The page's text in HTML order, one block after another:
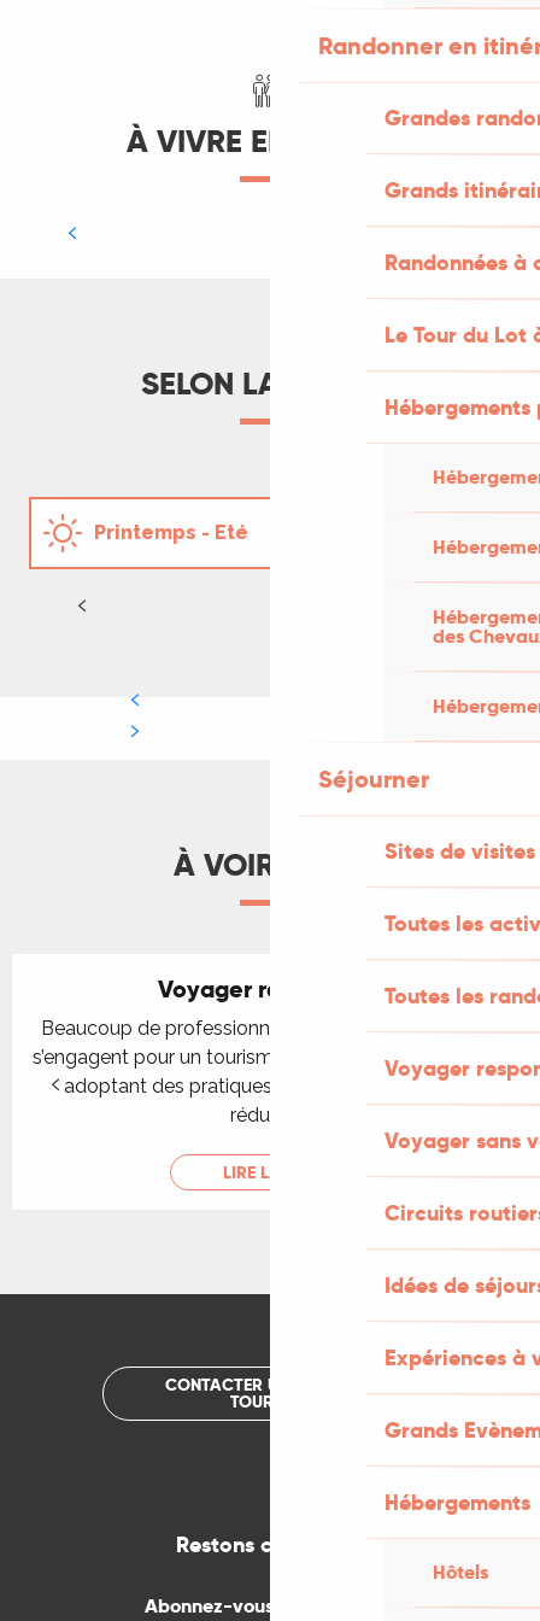
Randonner en
Grandes
Grands
Randonnées
Le Tour du Lot
des
Séjourner
Sites de visites
Toutes les
Toutes les
Voyager
Voyager sans
Circuits
Idées de
Expériences à
Grands
Hébergements
Hôtels
À VIVRE EN FAMILLE
SELON LA SAISON
Printemps - Eté
Mon escapade à vélo à la découverte
des villages de la vallée de la
Dordogne
À VOIR AUSSI
Voyager responsable
Beaucoup de professionnels du tourisme dans le Lot
s’engagent pour un tourisme durable et respectueux en
adoptant des pratiques éco-responsables et en
réduisant...
LIRE LA SUITE
CONTACTER UN OFFICE DE
TOURISME
Restons connectés
Abonnez-vous gratuitement